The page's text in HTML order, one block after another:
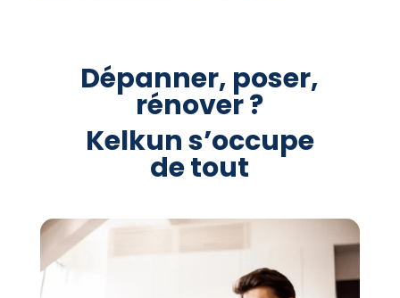
Dépanner, poser,
rénover ?
Kelkun s’occupe
de tout